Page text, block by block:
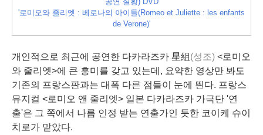
'로미오와 줄리엣 : 베로나의 아이들(Romeo et Juliette : les enfants
de Verone)'
개 인적으로 최근에 공연한 다카라즈카 星組 (성조) <로미오
와 줄리엣>에 큰 흥미를 갖고 있는데, 요약한 영상만 봐도
기존의 프랑스판과는 대폭 다른 점들이 눈에 띈다. 프랑스
뮤지컬 <로미오 앤 줄리엣> 일본 다카라즈카 가극단 '연
출'은 그 쪽에서 나름 인정 받는 연출가인 듯한 코이케 슈이
치로가 맡았다.